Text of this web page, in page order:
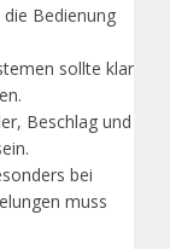
Bedienung
sollte klar
Beschlag und
bei
muss